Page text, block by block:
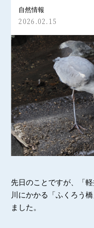
自然情報
2026.02.15
先日のことですが、「
川にかかる「ふくろう
ました。